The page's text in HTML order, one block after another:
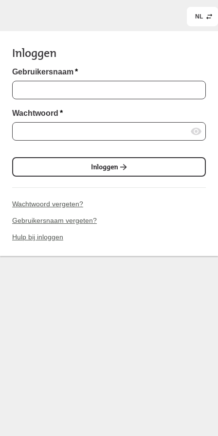
NL
Inloggen
Gebruikersnaam*
Wachtwoord *
Inloggen
Wachtwoord vergeten?
Gebruikersnaam vergeten?
Hulp bij inloggen